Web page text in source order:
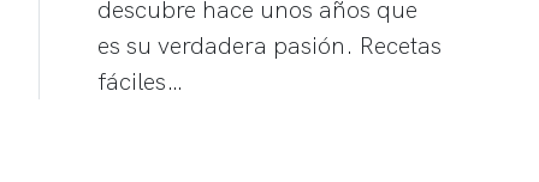
descubre hace unos años que
es su verdadera pasión. Recetas
fáciles…